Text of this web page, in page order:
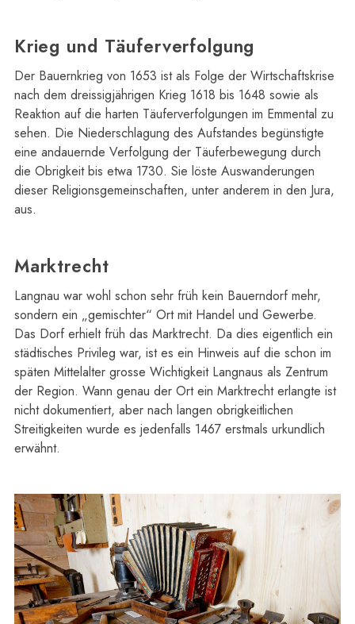
Krieg und Täuferverfolgung
Der Bauernkrieg von 1653 ist als Folge der Wirtschaftskrise
nach dem dreissigjährigen Krieg 1618 bis 1648 sowie als
Reaktion auf die harten Täuferverfolgungen im Emmental zu
sehen. Die Niederschlagung des Aufstandes begünstigte
eine andauernde Verfolgung der Täuferbewegung durch
die Obrigkeit bis etwa 1730. Sie löste Auswanderungen
dieser Religionsgemeinschaften, unter anderem in den Jura,
aus.
Marktrecht
Langnau war wohl schon sehr früh kein Bauerndorf mehr,
sondern ein „gemischter“ Ort mit Handel und Gewerbe.
Das Dorf erhielt früh das Marktrecht. Da dies eigentlich ein
städtisches Privileg war, ist es ein Hinweis auf die schon im
späten Mittelalter grosse Wichtigkeit Langnaus als Zentrum
der Region. Wann genau der Ort ein Marktrecht erlangte ist
nicht dokumentiert, aber nach langen obrigkeitlichen
Streitigkeiten wurde es jedenfalls 1467 erstmals urkundlich
erwähnt.